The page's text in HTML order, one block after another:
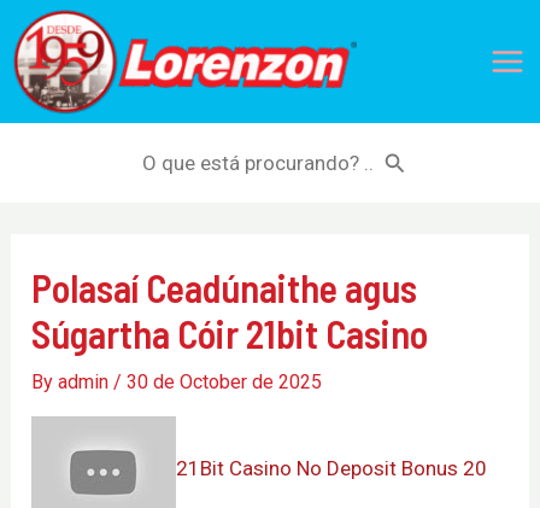
Skip
to
content
for:
Polasaí Ceadúnaithe agus
Súgartha Cóir 21bit Casino
Byadmin/30 de October de 2025
21Bit Casino No Deposit Bonus 20